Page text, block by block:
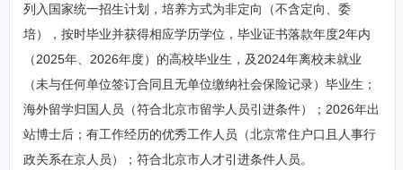
列入国家统一招生计划，培养方式为非定向（不含定向、委
培），按时毕业并获得相应学历学位，毕业证书落款年度2年内
（2025年、2026年度）的高校毕业生，及2024年离校未就业
（未与任何单位签订合同且无单位缴纳社会保险记录）毕业生；
海外留学归国人员（符合北京市留学人员引进条件）；2026年出
站博士后；有工作经历的优秀工作人员（北京常住户口且人事行
政关系在京人员）；符合北京市人才引进条件人员。